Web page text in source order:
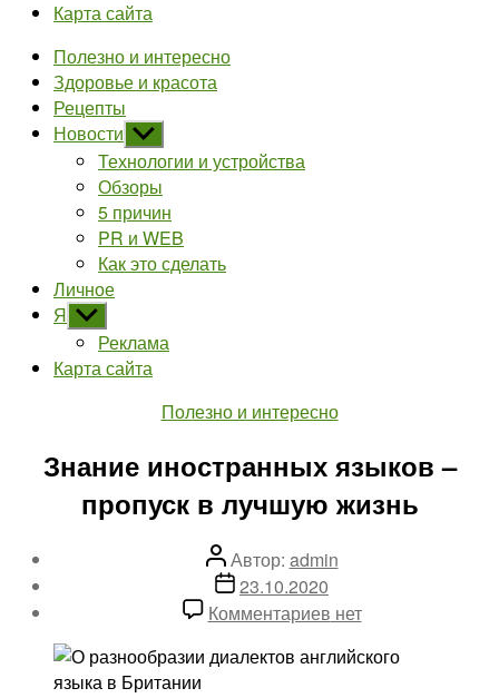
Карта сайта
Полезно и интересно
Здоровье и красота
Рецепты
Новости Показывать
подменю
Технологии и устройства
Обзоры
5 причин
PR и WEB
Как это сделать
Личное
Я Показывать
подменю
Реклама
Карта сайта
Рубрики
Полезно и интересно
Знание иностранных языков –
пропуск в лучшую жизнь
Автор
записи
Автор: admin
Дата
записи
23.10.2020
Комментариевк
Знание
нет